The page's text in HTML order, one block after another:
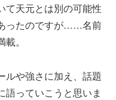
て天元とは別の可能性
ったのですが……名前
。
ルや強さに加え、話題
語っていこうと思いま